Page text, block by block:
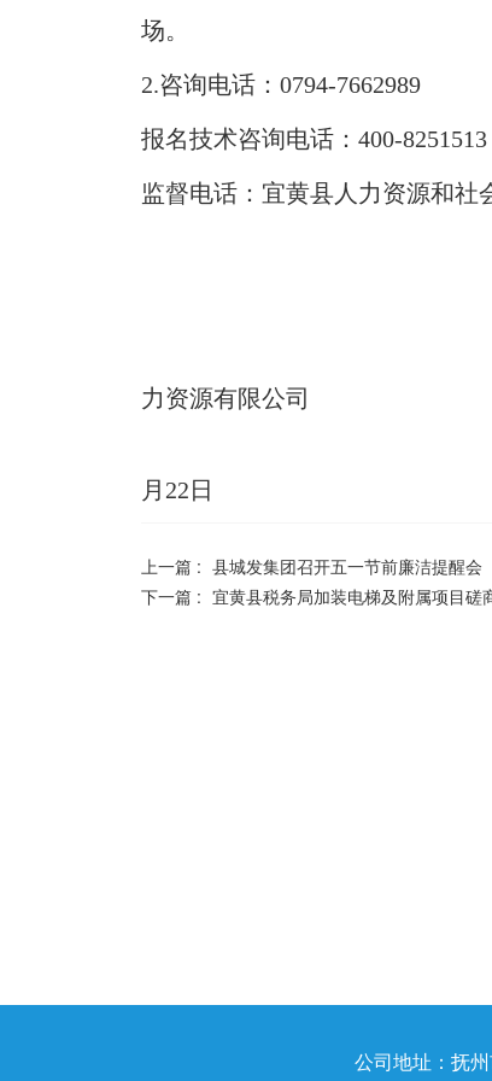
场。
2.咨询电话：0794-7662989
报名技术咨询电话：400-8251513
监督电话：宜黄县人力资源和社
力资源有限公司
月22日
上一篇 : 县城发集团召开五一节前廉洁提醒会
下一篇 : 宜黄县税务局加装电梯及附属项目磋
公司地址：抚